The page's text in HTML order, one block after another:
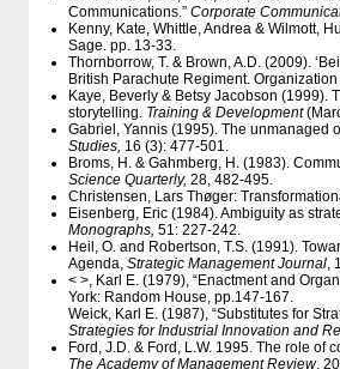
Communications.” Corporate
Kenny, Kate, Whittle, Andrea & Wilmott,
Sage. pp. 13-33.
Thornborrow, T. & Brown, A.D. (2009).
British Parachute Regiment.
Kaye, Beverly & Betsy Jacobson (1999).
storytelling. Training & Development
Gabriel, Yannis (1995). The unmanaged
Studies, 16 (3): 477-501.
Broms, H. & Gahmberg, H. (1983).
Science Quarterly, 28, 482-495.
Christensen, Lars Thøger:
Eisenberg, Eric (1984). Ambiguity as
Monographs, 51: 227-242.
Heil, O. and Robertson, T.S. (1991).
Agenda, Strategic Management Journal,
< >, Karl E. (1979), “Enactment and
York: Random House, pp.147-167.
Weick, Karl E. (1987), “Substitutes for
Strategies for Industrial Innovation and
Ford, J.D. & Ford, L.W. 1995. The role
The Academy of Management Review,